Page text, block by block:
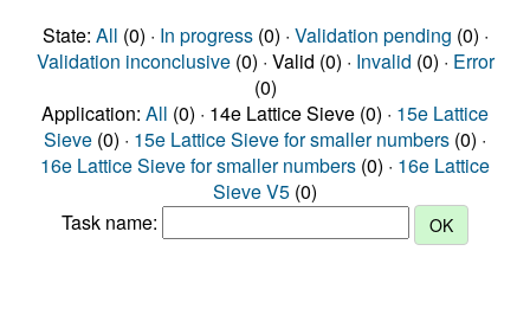
State: All (0) · In progress(0) · Validation pending (0) ·
Validation inconclusive(0) · Valid (0) · Invalid (0) · Error
(0)
Application: All (0) · 14e Lattice Sieve (0) · 15e Lattice
Sieve (0) · 15e Lattice Sieve for smaller numbers (0) ·
16e Lattice Sieve for smaller numbers (0) · 16e Lattice
Sieve V5 (0)
Task name: